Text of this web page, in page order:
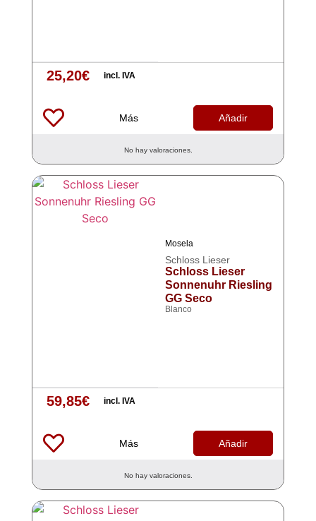
25,20€ incl. IVA
Más Añadir
No hay valoraciones.
Mosela
Schloss Lieser
Schloss Lieser
Sonnenuhr Riesling
GG Seco
Blanco
59,85€ incl. IVA
Más Añadir
No hay valoraciones.